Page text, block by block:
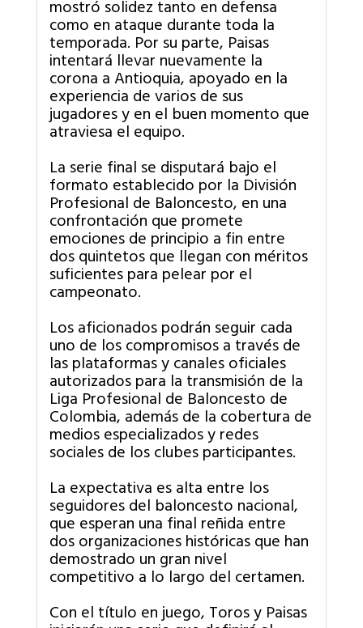
mostró solidez tanto en defensa
como en ataque durante toda la
temporada. Por su parte, Paisas
intentará llevar nuevamente la
corona a Antioquia, apoyado en la
experiencia de varios de sus
jugadores y en el buen momento que
atraviesa el equipo.
La serie final se disputará bajo el
formato establecido por la División
Profesional de Baloncesto, en una
confrontación que promete
emociones de principio a fin entre
dos quintetos que llegan con méritos
suficientes para pelear por el
campeonato.
Los aficionados podrán seguir cada
uno de los compromisos a través de
las plataformas y canales oficiales
autorizados para la transmisión de la
Liga Profesional de Baloncesto de
Colombia, además de la cobertura de
medios especializados y redes
sociales de los clubes participantes.
La expectativa es alta entre los
seguidores del baloncesto nacional,
que esperan una final reñida entre
dos organizaciones históricas que han
demostrado un gran nivel
competitivo a lo largo del certamen.
Con el título en juego, Toros y Paisas